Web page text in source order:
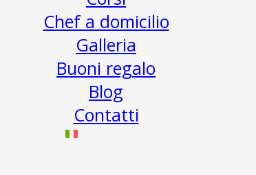
Chef a domicilio
Galleria
Buoni regalo
Blog
Contatti